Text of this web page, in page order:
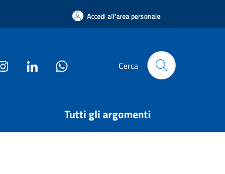
Accedi all'area personale
Cerca
Tutti gli argomenti